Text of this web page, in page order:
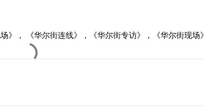
》， 《华尔街连线》，《华尔街专访》，《华尔街现场》